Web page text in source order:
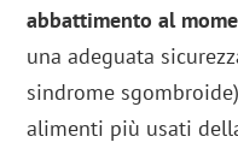
abbattimento al
una adeguata
sindrome
alimenti più usati